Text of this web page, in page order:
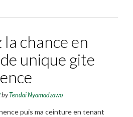
chance en
unique gite
byTendai Nyamadzawo
puis ma ceinture en tenant